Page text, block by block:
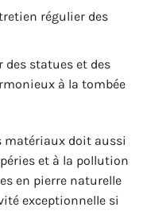
régulier des
statues et des
à la tombée
matériaux doit aussi
et à la pollution
en pierre naturelle
exceptionnelle si